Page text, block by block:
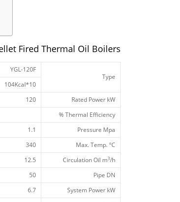
Fired Thermal Oil Boilers
Type
YGL-120F
10*104Kcal
Rated Power kW
120
Thermal Efficiency %
Pressure Mpa
1.1
Max. Temp. °C
340
Circulation Oil m3/h
12.5
Pipe DN
50
System Power kW
6.7